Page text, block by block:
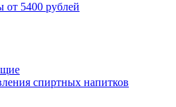
от 5400 рублей
спиртных напитков